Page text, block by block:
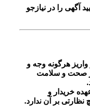
را در نیازجو
هرگونه وجه و
و سلامت
و
بر آن ندارد.